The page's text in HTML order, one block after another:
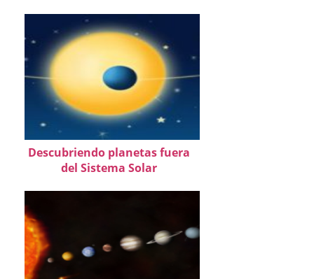
Descubriendo planetas fuera
del Sistema Solar